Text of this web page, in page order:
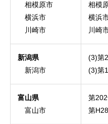
相模原市
横浜市
川崎市
相模
横浜
川崎
新潟県
新潟市
(3)第
(3)第
富山県
富山市
第
第